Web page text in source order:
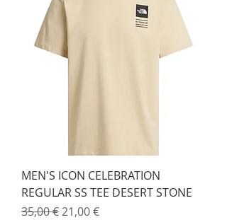
MEN'S ICON CELEBRATION
REGULAR SS TEE DESERT STONE
Prix original
35,00 € Prix promotionnel
21,00 €